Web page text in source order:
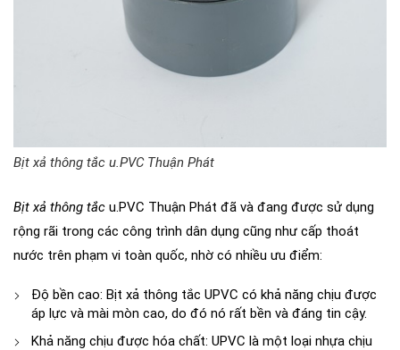
Bịt xả thông tắc u.PVC Thuận Phát
Bịt xả thông tắc u.PVC Thuận Phát đã và đang được sử dụng
rộng rãi trong các công trình dân dụng cũng như cấp thoát
nước trên phạm vi toàn quốc, nhờ có nhiều ưu điểm:
Độ bền cao: Bịt xả thông tắc UPVC có khả năng chịu được
áp lực và mài mòn cao, do đó nó rất bền và đáng tin cậy.
Khả năng chịu được hóa chất: UPVC là một loại nhựa chịu